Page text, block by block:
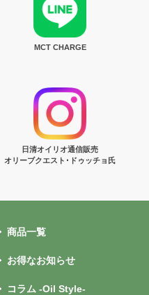
MCT CHARGE
日清オイリオ通信販売
オリーブクエスト･ドゥッチョ氏
商品一覧
お得なお知らせ
コラム -Oil Style-